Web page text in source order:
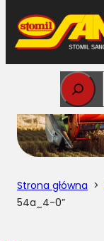
Przejdź
do
treści
Strona główna >
54a_4-0”